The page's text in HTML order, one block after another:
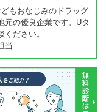
もおなじみのドラッグ
元の優良企業です。Uタ
ださい。
当